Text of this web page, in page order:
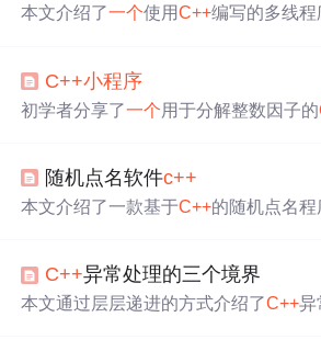
本文介绍了一个使用C++编写的多线程
相同功能的C#实现，并发现C#版本运
C++小程序
初学者分享了一个用于分解整数因子的
随机点名软件c++
本文介绍了一款基于C++的随机点名程
进行点名。
C++异常处理的三个境界
本文通过层层递进的方式介绍了C++异